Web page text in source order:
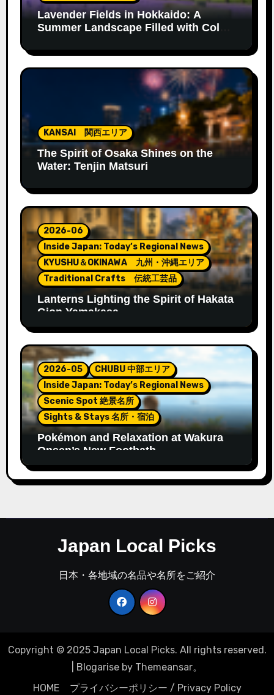
Lavender Fields in Hokkaido: A
Summer Landscape Filled with Color
KANSAI 関西エリア
The Spirit of Osaka Shines on the
Water: Tenjin Matsuri
2026-06
Inside Japan: Today’s Regional News
KYUSHU＆OKINAWA 九州・沖縄エリア
Traditional Crafts 伝統工芸品
Lanterns Lighting the Spirit of Hakata
Gion Yamakasa
2026-05
CHUBU 中部エリア
Inside Japan: Today’s Regional News
Scenic Spot 絶景名所
Sights & Stays 名所・宿泊
Pokémon and Relaxation at Wakura
Onsen’s New Footbath
Japan Local Picks
日本・各地域の名品や名所をご紹介
Copyright © 2025 Japan Local Picks. All rights reserved.
Blogarise by Themeansar。
HOME
プライバシーポリシー / Privacy Policy